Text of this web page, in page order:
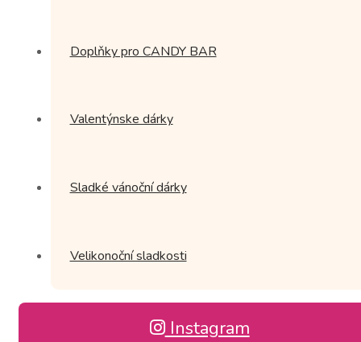
Doplňky pro CANDY BAR
Valentýnske dárky
Sladké vánoční dárky
Velikonoční sladkosti
Instagram